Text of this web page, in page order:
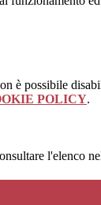
è possibile
POLICY.
l'elenco